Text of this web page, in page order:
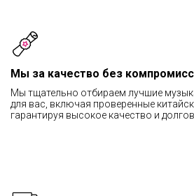
Мы за качество без
Мы тщательно отбираем лучшие
для вас, включая проверенные
гарантируя высокое качество и